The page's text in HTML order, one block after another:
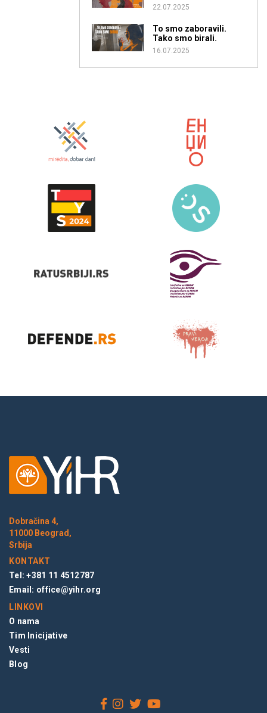
22.07.2025
To smo zaboravili.
Tako smo birali.
16.07.2025
Dobračina 4,
11000 Beograd,
Srbija
KONTAKT
Tel: +381 11 4512787
Email: office@yihr.org
LINKOVI
O nama
Tim Inicijative
Vesti
Blog